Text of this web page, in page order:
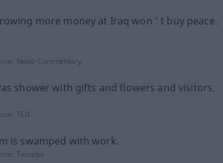
more money at Iraq won ’ t buy peace.
News-Commentary
shower with gifts and flowers and visitors.
TED
is swamped with work.
Tatoeba